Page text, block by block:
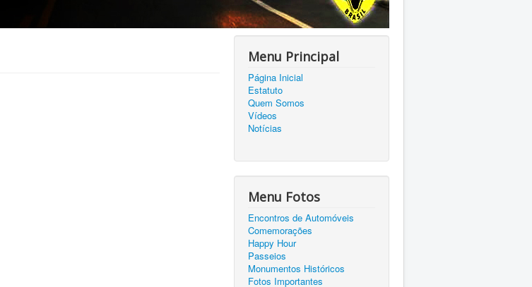
Menu Principal
Página Inicial
Estatuto
Quem Somos
Vídeos
Notícias
Menu Fotos
Encontros de Automóveis
Comemorações
Happy Hour
Passeios
Monumentos Históricos
Fotos Importantes